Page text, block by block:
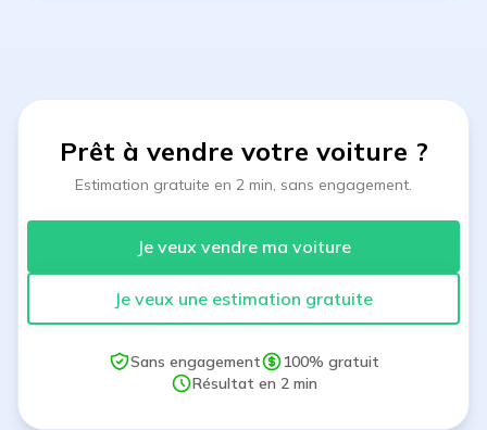
Prêt à vendre votre voiture ?
Estimation gratuite en 2 min, sans engagement.
Je veux vendre ma voiture
Je veux une estimation gratuite
Sans engagement
100% gratuit
Résultat en 2 min